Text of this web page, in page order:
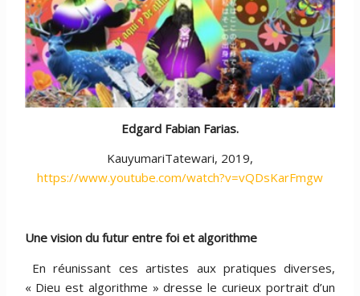
Edgard Fabian Farias.
KauyumariTatewari, 2019,
https://www.youtube.com/watch?v=vQDsKarFmgw
Une vision du futur entre foi et algorithme
En réunissant ces artistes aux pratiques diverses,
« Dieu est algorithme » dresse le curieux portrait d’un